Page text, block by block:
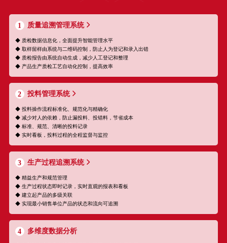
1 质量追溯管理系统
◆ 质检数据信息化，全面提升智能管理水平
◆ 取样留样由系统与二维码控制，防止人为登记和录入出错
◆ 质检报告由系统自动生成，减少人工登记和整理
◆ 产品生产质检工艺自动化控制，提高效率
2 投料管理系统
◆ 投料操作流程标准化、规范化与精确化
◆ 减少对人的依赖，防止漏投料、投错料，节省成本
◆ 标准、规范、清晰的投料记录
◆ 实时看板，投料过程的全程监督与监控
3 生产过程追溯系统
◆ 精益生产和规范管理
◆ 生产过程状态即时记录，实时直观的报表和看板
◆ 建立起产品的多级关联
◆ 实现最小销售单位产品的状态和流向可追溯
4 多维度数据分析